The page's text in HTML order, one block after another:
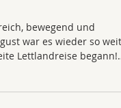
bewegend und
war es wieder so weit:
Lettlandreise begann!